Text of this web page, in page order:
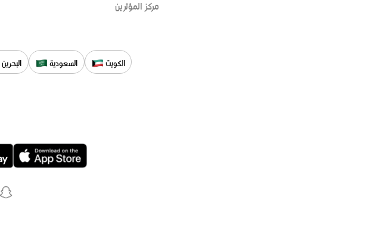
مركز المؤثرين
الكويت السعودية البحرين